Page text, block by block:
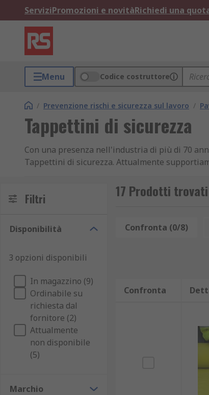
ServiziPromozioni e novitàRichiedi una
Menu Codice costruttore
/ Prevenzione rischi e sicurezza sul lavoro /
Tappettini di sicurezza
Con una presenza nell'industria di più di 70
Tappettini di sicurezza. Attualmente
Bordi protettivi o di Interruttori di interblocco a
Filtri
Disponibilità
3 opzioni disponibili
In magazzino (9)
Ordinabile su
richiesta dal
fornitore (2)
Attualmente
non disponibile
(5)
Marchio
17 Prodotti
Confronta (0/8)
Confronta